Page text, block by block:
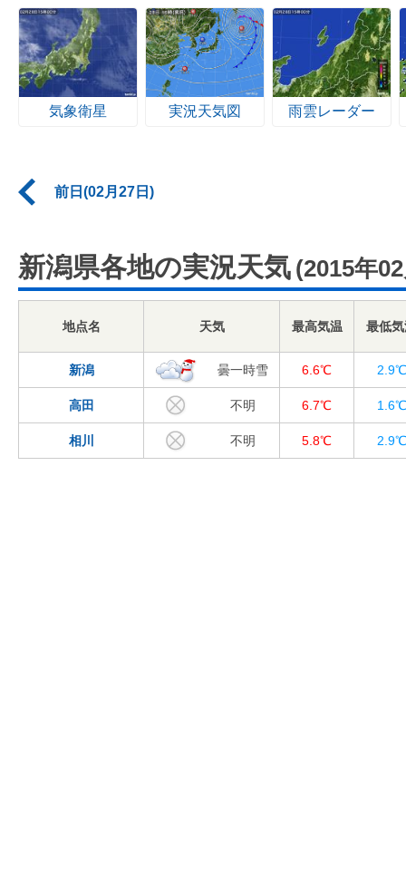
気象衛星 実況天気図 雨雲レーダー
前日(02月27日)
新潟県各地の実況天気 (2015年
地点名 天気 最高気温 最低
新潟 曇一時雪 6.6℃ 2.9℃
高田 不明 6.7℃ 1.6℃
相川 不明 5.8℃ 2.9℃